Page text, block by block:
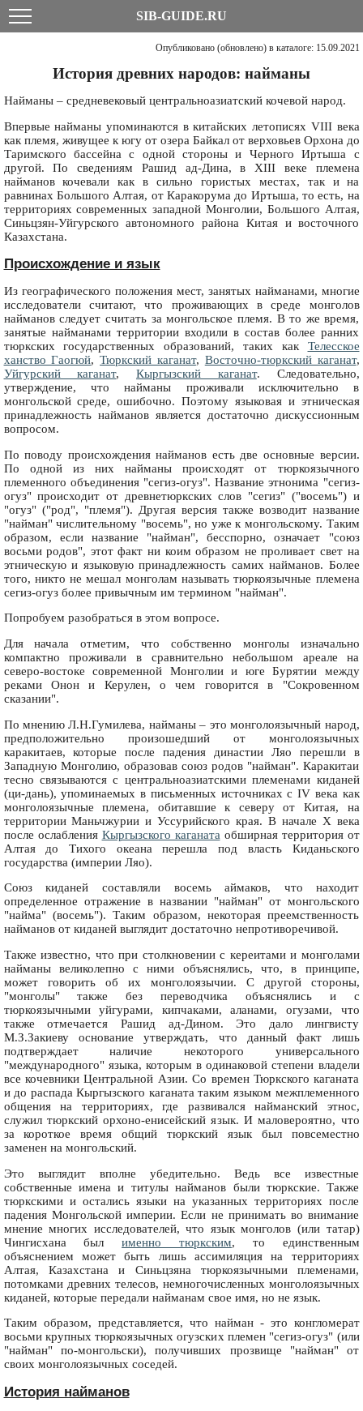
SIB-GUIDE.RU
Опубликовано (обновлено) в каталоге: 15.09.2021
История древних народов: найманы
Найманы – средневековый центральноазиатский кочевой народ.
Впервые найманы упоминаются в китайских летописях VIII века
как племя, живущее к югу от озера Байкал от верховьев Орхона до
Таримского бассейна с одной стороны и Черного Иртыша с
другой. По сведениям Рашид ад-Дина, в XIII веке племена
найманов кочевали как в сильно гористых местах, так и на
равнинах Большого Алтая, от Каракорума до Иртыша, то есть, на
территориях современных западной Монголии, Большого Алтая,
Синьцзян-Уйгурского автономного района Китая и восточного
Казахстана.
Происхождение и язык
Из географического положения мест, занятых найманами, многие
исследователи считают, что проживающих в среде монголов
найманов следует считать за монгольское племя. В то же время,
занятые найманами территории входили в состав более ранних
тюркских государственных образований, таких как Телесское
ханство Гаогюй,Тюркский каганат, Восточно-тюркский каганат,
Уйгурский каганат, Кыргызский каганат. Следовательно,
утверждение, что найманы проживали исключительно в
монгольской среде, ошибочно. Поэтому языковая и этническая
принадлежность найманов является достаточно дискуссионным
вопросом.
По поводу происхождения найманов есть две основные версии.
По одной из них найманы происходят от тюркоязычного
племенного объединения "сегиз-огуз". Название этнонима "сегиз-
огуз" происходит от древнетюркских слов "сегиз" ("восемь") и
"огуз" ("род", "племя"). Другая версия также возводит название
"найман" числительному "восемь", но уже к монгольскому. Таким
образом, если название "найман", бесспорно, означает "союз
восьми родов", этот факт ни коим образом не проливает свет на
этническую и языковую принадлежность самих найманов. Более
того, никто не мешал монголам называть тюркоязычные племена
сегиз-огуз более привычным им термином "найман".
Попробуем разобраться в этом вопросе.
Для начала отметим, что собственно монголы изначально
компактно проживали в сравнительно небольшом ареале на
северо-востоке современной Монголии и юге Бурятии между
реками Онон и Керулен, о чем говорится в "Сокровенном
сказании".
По мнению Л.Н.Гумилева, найманы – это монголоязычный народ,
предположительно произошедший от монголоязычных
каракитаев, которые после падения династии Ляо перешли в
Западную Монголию, образовав союз родов "найман". Каракитаи
тесно связываются с центральноазиатскими племенами киданей
(ци-дань), упоминаемых в письменных источниках с IV века как
монголоязычные племена, обитавшие к северу от Китая, на
территории Маньчжурии и Уссурийского края. В начале X века
после ослабления Кыргызского каганата обширная территория от
Алтая до Тихого океана перешла под власть Киданьского
государства (империи Ляо).
Союз киданей составляли восемь аймаков, что находит
определенное отражение в названии "найман" от монгольского
"найма" (восемь"). Таким образом, некоторая преемственность
найманов от киданей выглядит достаточно непротиворечивой.
Также известно, что при столкновении с кереитами и монголами
найманы великолепно с ними объяснялись, что, в принципе,
может говорить об их монголоязычии. С другой стороны,
"монголы" также без переводчика объяснялись и с
тюркоязычными уйгурами, кипчаками, аланами, огузами, что
также отмечается Рашид ад-Дином. Это дало лингвисту
М.З.Закиеву основание утверждать, что данный факт лишь
подтверждает наличие некоторого универсального
"международного" языка, которым в одинаковой степени владели
все кочевники Центральной Азии. Со времен Тюркского каганата
и до распада Кыргызского каганата таким языком межплеменного
общения на территориях, где развивался найманский этнос,
служил тюркский орхоно-енисейский язык. И маловероятно, что
за короткое время общий тюркский язык был повсеместно
заменен на монгольский.
Это выглядит вполне убедительно. Ведь все известные
собственные имена и титулы найманов были тюркские. Также
тюркскими и остались языки на указанных территориях после
падения Монгольской империи. Если не принимать во внимание
мнение многих исследователей, что язык монголов (или татар)
Чингисхана былименно тюркским, то единственным
объяснением может быть лишь ассимиляция на территориях
Алтая, Казахстана и Синьцзяна тюркоязычными племенами,
потомками древних телесов, немногочисленных монголоязычных
киданей, которые передали найманам свое имя, но не язык.
Таким образом, представляется, что найман - это конгломерат
восьми крупных тюркоязычных огузских племен "сегиз-огуз" (или
"найман" по-монгольски), получивших прозвище "найман" от
своих монголоязычных соседей.
История найманов